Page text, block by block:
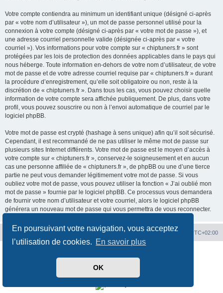
En poursuivant votre navigation, vous acceptez
l’utilisation de cookies. En savoir plus
OK
Votre compte contiendra au minimum un identifiant unique (désigné ci-après
par « votre nom d’utilisateur »), un mot de passe personnel utilisé pour la
connexion à votre compte (désigné ci-après par « votre mot de passe »), et
une adresse courriel personnelle valide (désignée ci-après par « votre
courriel »). Vos informations pour votre compte sur « chiptuners.fr » sont
protégées par les lois de protection des données applicables dans le pays qui
nous héberge. Toute information en-dehors de votre nom d’utilisateur, de votre
mot de passe et de votre adresse courriel requise par « chiptuners.fr » durant
la procédure d’enregistrement, qu’elle soit obligatoire ou non, reste à la
discrétion de « chiptuners.fr ». Dans tous les cas, vous pouvez choisir quelle
information de votre compte sera affichée publiquement. De plus, dans votre
profil, vous pouvez souscrire ou non à l’envoi automatique de courriel par le
logiciel phpBB.
Votre mot de passe est crypté (hashage à sens unique) afin qu’il soit sécurisé.
Cependant, il est recommandé de ne pas utiliser le même mot de passe sur
plusieurs sites Internet différents. Votre mot de passe est le moyen d’accès à
votre compte sur « chiptuners.fr », conservez-le soigneusement et en aucun
cas une personne affiliée de « chiptuners.fr », de phpBB ou une d’une tierce
partie ne peut vous demander légitimement votre mot de passe. Si vous
oubliez votre mot de passe, vous pouvez utiliser la fonction « J’ai oublié mon
mot de passe » fournie par le logiciel phpBB. Ce processus vous demandera
de fournir votre nom d’utilisateur et votre courriel, alors le logiciel phpBB
générera un nouveau mot de passe qui vous permettra de vous reconnecter.
Portal Chiptuners.fr Heures au format UTC+02:00
Traduit parphpBB-fr.com
Confidentialité
Time: 0.020s| Peak Memory Usage: 1.88 Mio | GZIP: Off